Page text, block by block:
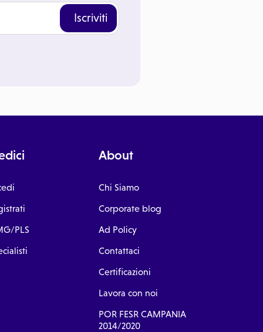
Iscriviti
PLS
About
Chi Siamo
Corporate blog
Ad Policy
Contattaci
Certificazioni
Lavora con noi
POR FESR CAMPANIA
2014/2020